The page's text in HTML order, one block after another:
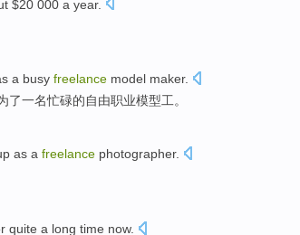
$20 000 a year.
a busy freelance model maker.
了一名忙碌的自由职业模型工。
as a freelance photographer.
quite a long time now.